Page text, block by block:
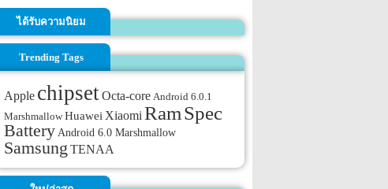
ได้รับความนิยม
Trending Tags
Apple chipsetOcta-core Android 6.0.1
Marshmallow Huawei Xiaomi RamSpec
Battery Android 6.0 Marshmallow
Samsung TENAA